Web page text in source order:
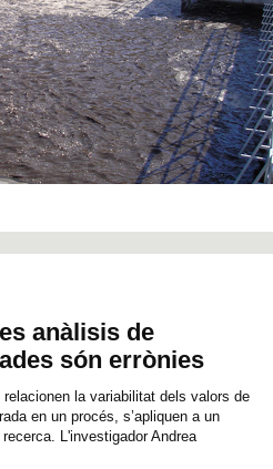
anàlisis de
són errònies
la variabilitat dels valors de
en un procés, s’apliquen a un
L'investigador Andrea